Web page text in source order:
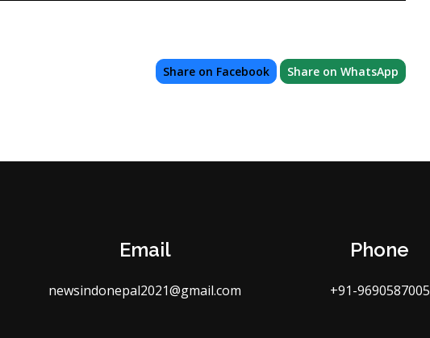
Share on Facebook Share on WhatsApp
Email
newsindonepal2021@gmail.com
Phone
+91-9690587005